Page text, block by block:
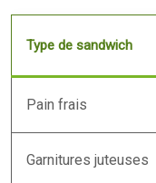
Type de sandwich
Pain frais
Garnitures juteuses